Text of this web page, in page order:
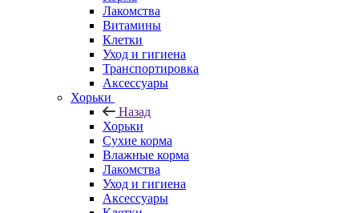
Лакомства
Витамины
Клетки
Уход и гигиена
Транспортировка
Аксессуары
Хорьки
Назад
Хорьки
Сухие корма
Влажные корма
Лакомства
Уход и гигиена
Аксессуары